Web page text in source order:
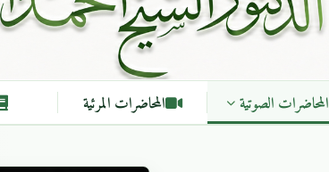
المحاضرات الصوتية المحاضرات المرئية